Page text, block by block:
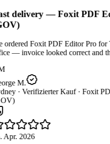
delivery — Foxit PDF
ordered Foxit PDF Editor Pro for
— invoice looked correct and
M.
· Verifizierter Kauf · Foxit
Apr. 2026